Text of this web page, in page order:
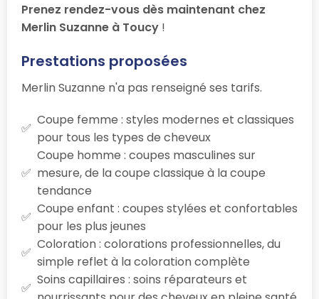
Prenez rendez-vous dès maintenant chez
Merlin Suzanne à Toucy !
Prestations proposées
Merlin Suzanne n'a pas renseigné ses tarifs.
Coupe femme : styles modernes et classiques
pour tous les types de cheveux
Coupe homme : coupes masculines sur
mesure, de la coupe classique à la coupe
tendance
Coupe enfant : coupes stylées et confortables
pour les plus jeunes
Coloration : colorations professionnelles, du
simple reflet à la coloration complète
Soins capillaires : soins réparateurs et